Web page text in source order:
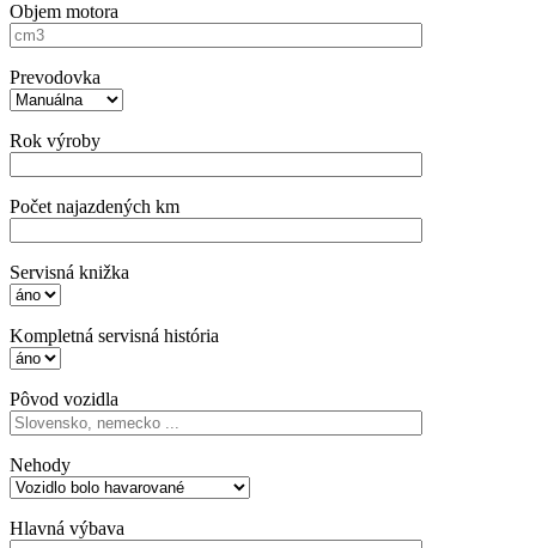
Objem motora
Prevodovka
Rok výroby
Počet najazdených km
Servisná knižka
Kompletná servisná história
Pôvod vozidla
Nehody
Hlavná výbava